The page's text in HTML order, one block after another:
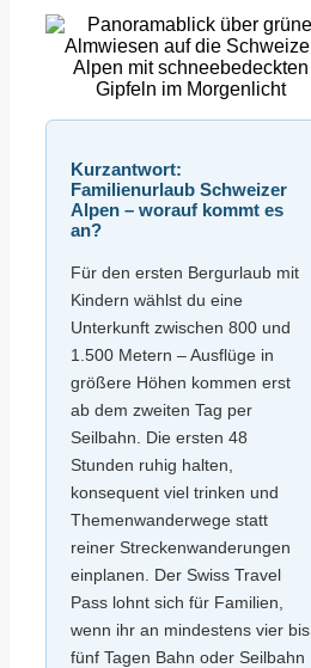
Kurzantwort:
Familienurlaub Schweizer
Alpen – worauf kommt es
an?
Für den ersten Bergurlaub mit
Kindern wählst du eine
Unterkunft zwischen 800 und
1.500 Metern – Ausflüge in
größere Höhen kommen erst
ab dem zweiten Tag per
Seilbahn. Die ersten 48
Stunden ruhig halten,
konsequent viel trinken und
Themenwanderwege statt
reiner Streckenwanderungen
einplanen. Der Swiss Travel
Pass lohnt sich für Familien,
wenn ihr an mindestens vier bis
fünf Tagen Bahn oder Seilbahn